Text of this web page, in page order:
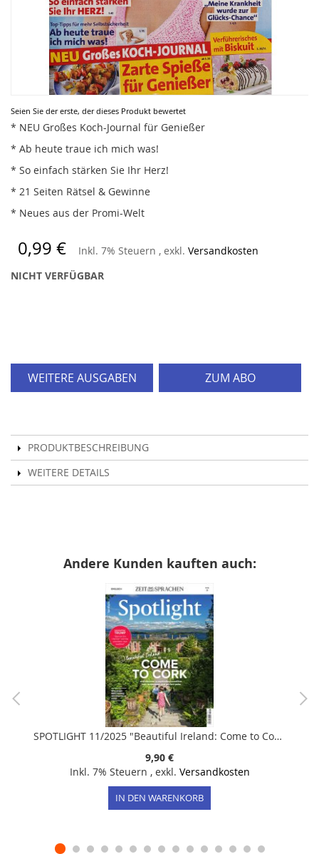
Seien Sie der erste, der dieses Produkt bewertet
* NEU Großes Koch-Journal für Genießer
* Ab heute traue ich mich was!
* So einfach stärken Sie Ihr Herz!
* 21 Seiten Rätsel & Gewinne
* Neues aus der Promi-Welt
0,99 € Inkl. 7% Steuern , exkl. Versandkosten
NICHT VERFÜGBAR
WEITERE AUSGABEN ZUM ABO
PRODUKTBESCHREIBUNG
WEITERE DETAILS
Zum
Anfang
Bildergalerie
springen
Andere Kunden kauften auch:
SPOTLIGHT 11/2025 "Beautiful Ireland: Come to Cork"
9,90 €
Inkl. 7% Steuern , exkl. Versandkosten
IN DEN WARENKORB